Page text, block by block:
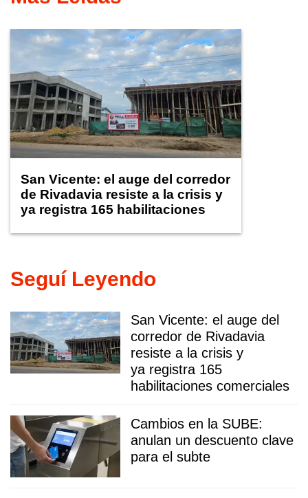
San Vicente: el auge del corredor
de Rivadavia resiste a la crisis y
ya registra 165 habilitaciones
Seguí Leyendo
San Vicente: el auge del
corredor de Rivadavia
resiste a la crisis y
ya registra 165
habilitaciones comerciales
Cambios en la SUBE:
anulan un descuento clave
para el subte